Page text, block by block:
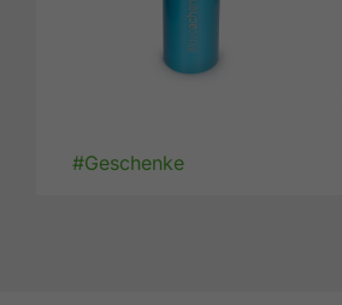
#Geschenke